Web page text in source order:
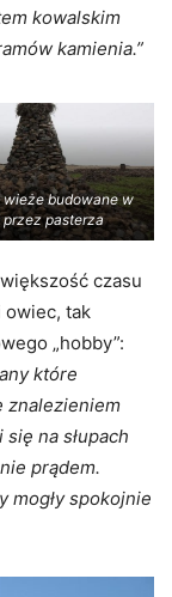
kowalskim
kamienia.”
wieże budowane w
przez pasterza
czasu
owiec, tak
„hobby”:
które
znalezieniem
na słupach
prądem.
mogły spokojnie